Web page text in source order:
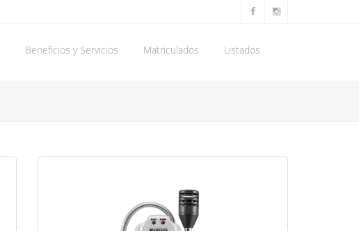
Beneficios y Servicios Matriculados Listados